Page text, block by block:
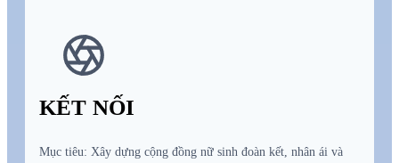
KẾT NỐI
Mục tiêu: Xây dựng cộng đồng nữ sinh đoàn kết, nhân ái và